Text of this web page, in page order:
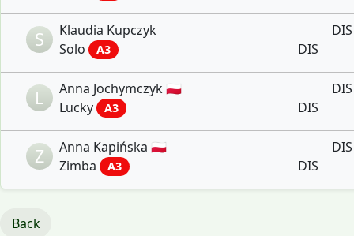
S
Klaudia Kupczyk
Solo
A3
DIS
DIS
L
Anna Jochymczyk 🇵🇱
Lucky
A3
DIS
DIS
Z
Anna Kapińska 🇵🇱
Zimba
A3
DIS
DIS
Back